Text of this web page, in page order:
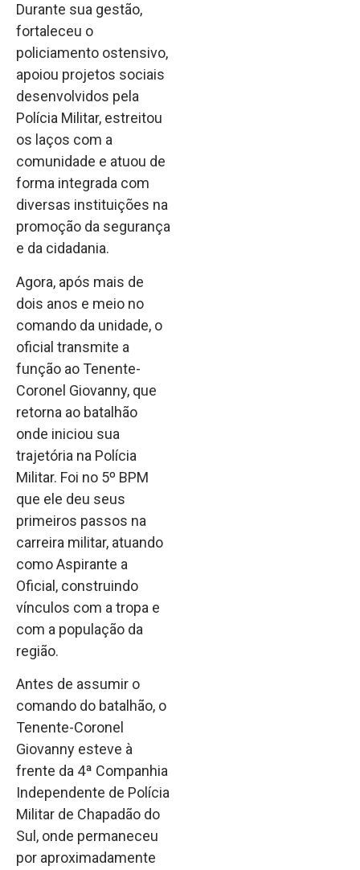
Durante sua gestão,
fortaleceu o
policiamento ostensivo,
apoiou projetos sociais
desenvolvidos pela
Polícia Militar, estreitou
os laços com a
comunidade e atuou de
forma integrada com
diversas instituições na
promoção da segurança
e da cidadania.
Agora, após mais de
dois anos e meio no
comando da unidade, o
oficial transmite a
função ao Tenente-
Coronel Giovanny, que
retorna ao batalhão
onde iniciou sua
trajetória na Polícia
Militar. Foi no 5º BPM
que ele deu seus
primeiros passos na
carreira militar, atuando
como Aspirante a
Oficial, construindo
vínculos com a tropa e
com a população da
região.
Antes de assumir o
comando do batalhão, o
Tenente-Coronel
Giovanny esteve à
frente da 4ª Companhia
Independente de Polícia
Militar de Chapadão do
Sul, onde permaneceu
por aproximadamente